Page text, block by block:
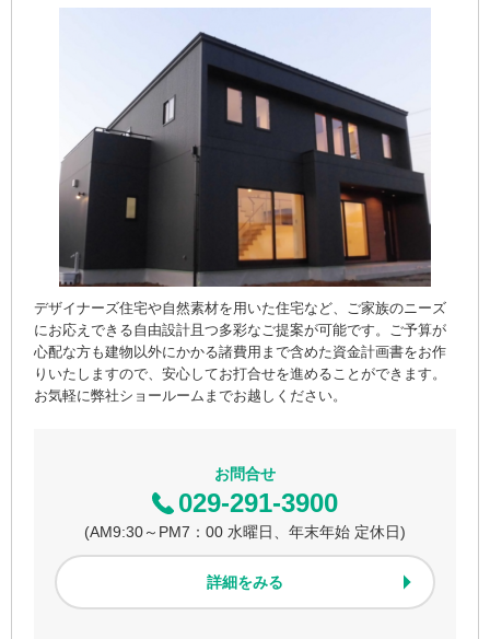
デザイナーズ住宅や自然素材を用いた住宅など、ご家族のニーズ
にお応えできる自由設計且つ多彩なご提案が可能です。ご予算が
心配な方も建物以外にかかる諸費用まで含めた資金計画書をお作
りいたしますので、安心してお打合せを進めることができます。
お気軽に弊社ショールームまでお越しください。
お問合せ
029-291-3900
(AM9:30～PM7：00 水曜日、年末年始 定休日)
詳細をみる